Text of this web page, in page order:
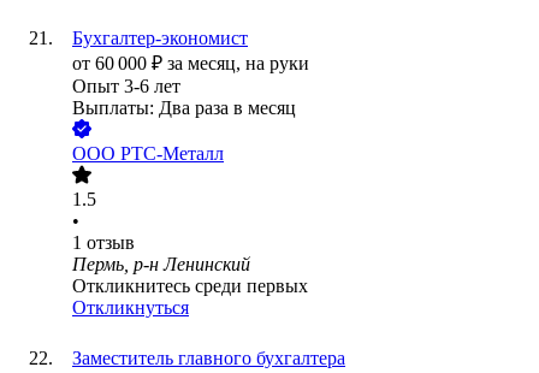
Бухгалтер-экономист
от 60 000 ₽ за месяц, на руки
Опыт 3-6 лет
Выплаты: Два раза в месяц
ООО РТС-Металл
1.5
•
1 отзыв
Пермь, р-н Ленинский
Откликнитесь среди первых
Откликнуться
Заместитель главного бухгалтера